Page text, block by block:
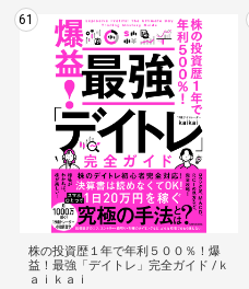
61
株の投資歴１年で年利５００％！爆
益！最強「デイトレ」完全ガイド /ｋ
ａｉｋａｉ